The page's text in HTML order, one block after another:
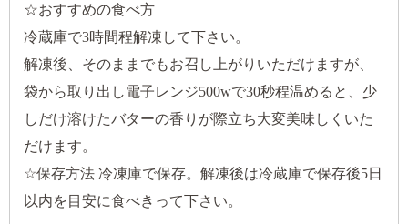
☆おすすめの食べ方
冷蔵庫で3時間程解凍して下さい。
解凍後、そのままでもお召し上がりいただけますが、
袋から取り出し電子レンジ500wで30秒程温めると、少
しだけ溶けたバターの香りが際立ち大変美味しくいた
だけます。
☆保存方法 冷凍庫で保存。解凍後は冷蔵庫で保存後5日
以内を目安に食べきって下さい。